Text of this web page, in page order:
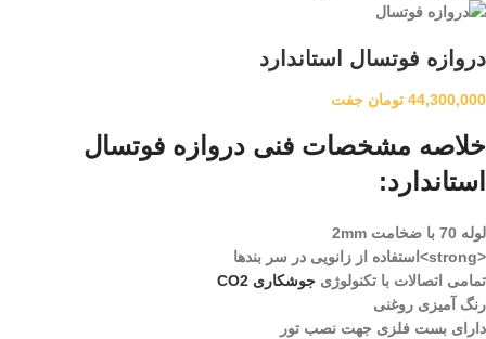
دروازه فوتسال استاندارد
44,300,000 تومان جفت
خلاصه مشخصات فنی دروازه فوتسال
استاندارد:
لوله 70 با ضخامت 2mm
<strong>استفاده از زانویی در سر بندها
تمامی اتصالات با تکنولوژی جوشکاری CO2
رنگ آمیزی روغنی
دارای بست فلزی جهت نصب تور